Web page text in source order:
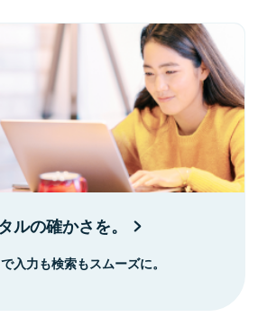
ルの確かさを。
入力も検索もスムーズに。